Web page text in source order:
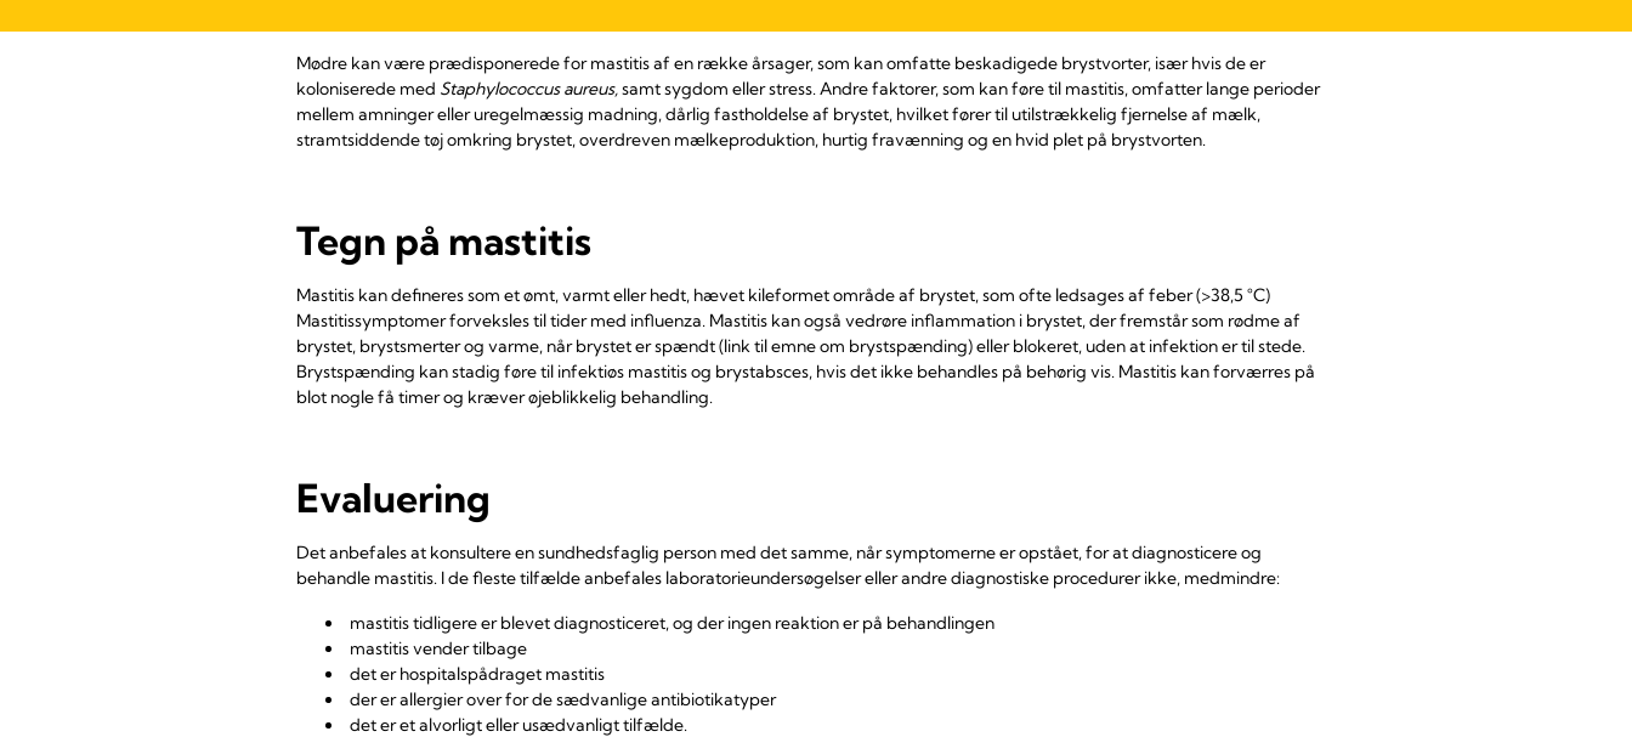
Mødre kan være prædisponerede for mastitis af en række årsager, som kan omfatte beskadigede brystvorter, især hvis de er
koloniserede med Staphylococcus aureus,samt sygdom eller stress. Andre faktorer, som kan føre til mastitis, omfatter lange perioder
mellem amninger eller uregelmæssig madning, dårlig fastholdelse af brystet, hvilket fører til utilstrækkelig fjernelse af mælk,
stramtsiddende tøj omkring brystet, overdreven mælkeproduktion, hurtig fravænning og en hvid plet på brystvorten.
Tegn på mastitis
Mastitis kan defineres som et ømt, varmt eller hedt, hævet kileformet område af brystet, som ofte ledsages af feber (>38,5 °C)
Mastitissymptomer forveksles til tider med influenza. Mastitis kan også vedrøre inflammation i brystet, der fremstår som rødme af
brystet, brystsmerter og varme, når brystet er spændt (link til emne om brystspænding) eller blokeret, uden at infektion er til stede.
Brystspænding kan stadig føre til infektiøs mastitis og brystabsces, hvis det ikke behandles på behørig vis. Mastitis kan forværres på
blot nogle få timer og kræver øjeblikkelig behandling.
Evaluering
Det anbefales at konsultere en sundhedsfaglig person med det samme, når symptomerne er opstået, for at diagnosticere og
behandle mastitis. I de fleste tilfælde anbefales laboratorieundersøgelser eller andre diagnostiske procedurer ikke, medmindre:
mastitis tidligere er blevet diagnosticeret, og der ingen reaktion er på behandlingen
mastitis vender tilbage
det er hospitalspådraget mastitis
der er allergier over for de sædvanlige antibiotikatyper
det er et alvorligt eller usædvanligt tilfælde.